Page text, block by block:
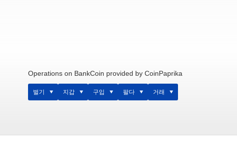
Operations on BankCoin provided by CoinPaprika
벌기 지갑 구입 팔다 거래